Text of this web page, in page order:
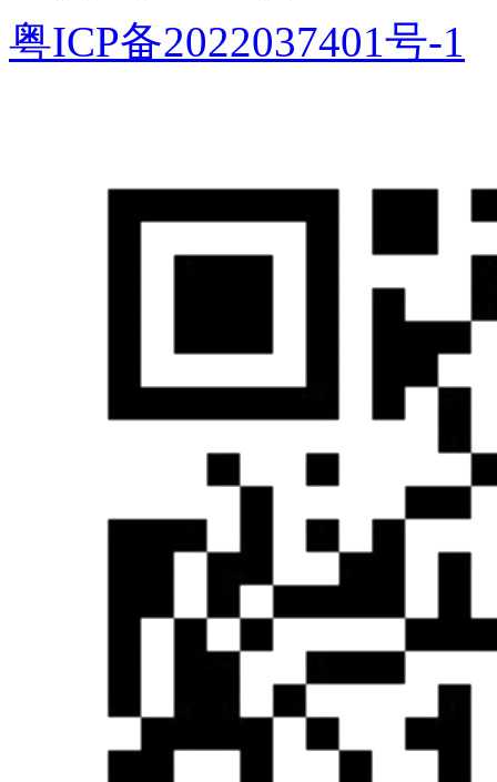
粤ICP备2022037401号-1